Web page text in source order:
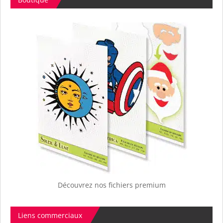
Découvrez nos fichiers premium
Liens commerciaux